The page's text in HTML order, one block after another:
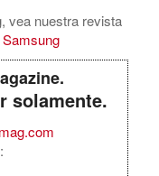
vea nuestra revista
solamente.